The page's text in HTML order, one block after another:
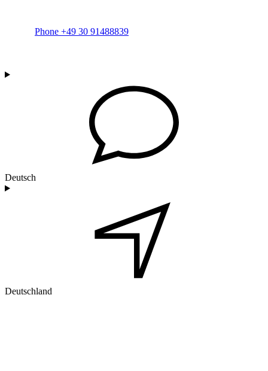
Phone +49 30 91488839
Deutsch
Deutschland